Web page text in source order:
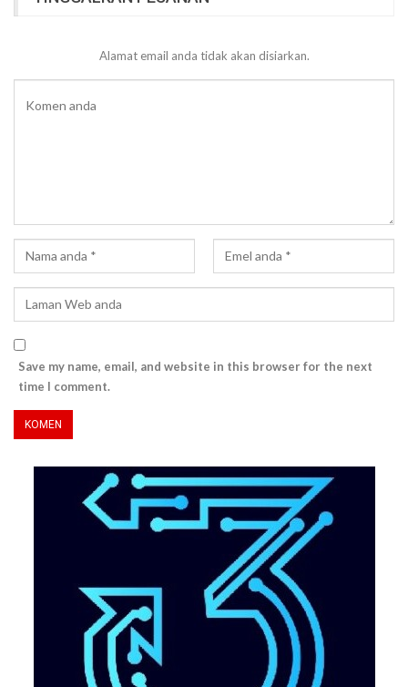
Alamat email anda tidak akan disiarkan.
Save my name, email, and website in this browser for the next
time I comment.